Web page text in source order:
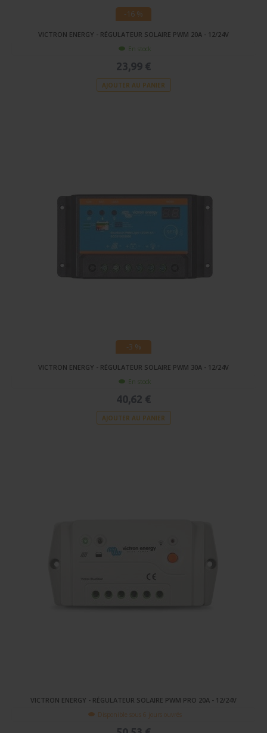
-16 %
VICTRON ENERGY - RÉGULATEUR SOLAIRE PWM 20A - 12/24V
En stock
23,99 €
AJOUTER AU PANIER
-3 %
VICTRON ENERGY - RÉGULATEUR SOLAIRE PWM 30A - 12/24V
En stock
40,62 €
AJOUTER AU PANIER
VICTRON ENERGY - RÉGULATEUR SOLAIRE PWM PRO 20A - 12/24V
Disponible sous 6 jours ouvrés